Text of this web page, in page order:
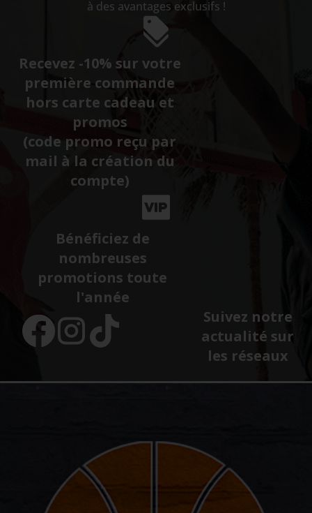
à des avantages exclusifs !
Recevez -10% sur votre
première commande
hors carte cadeau et
promos
(code promo reçu par
mail à la création du
compte)
Bénéficiez de
nombreuses
promotions toute
l'année
Suivez notre
actualité sur
les réseaux